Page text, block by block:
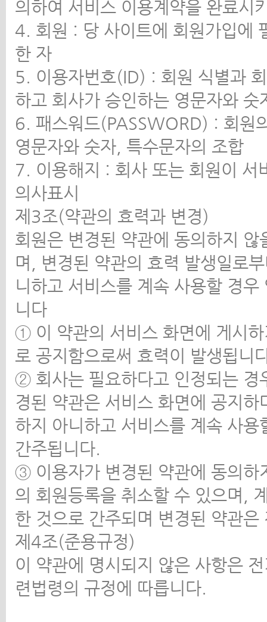
의하여 서비스 이용계약을 완료시
4. 회원 : 당 사이트에 회원가입에
한 자
5. 이용자번호(ID) : 회원 식별과
하고 회사가 승인하는 영문자와 숫
6. 패스워드(PASSWORD) : 회원
영문자와 숫자, 특수문자의 조합
7. 이용해지 : 회사 또는 회원이 서
의사표시
제3조(약관의 효력과 변경)
회원은 변경된 약관에 동의하지
며, 변경된 약관의 효력 발생일로
니하고 서비스를 계속 사용할 경
니다
① 이 약관의 서비스 화면에 게시
로 공지함으로써 효력이 발생됩니
② 회사는 필요하다고 인정되는 경
경된 약관은 서비스 화면에 공지
하지 아니하고 서비스를 계속 사
간주됩니다.
③ 이용자가 변경된 약관에 동의하
의 회원등록을 취소할 수 있으며,
한 것으로 간주되며 변경된 약관
제4조(준용규정)
이 약관에 명시되지 않은 사항은
련법령의 규정에 따릅니다.